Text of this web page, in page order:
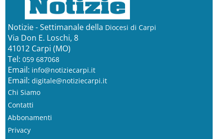
Notizie - Settimanale della Diocesi di Carpi
Via Don E. Loschi, 8
41012 Carpi (MO)
Tel: 059 687068
Email: info@notiziecarpi.it
Email: digitale@notiziecarpi.it
Chi Siamo
Contatti
Abbonamenti
Privacy